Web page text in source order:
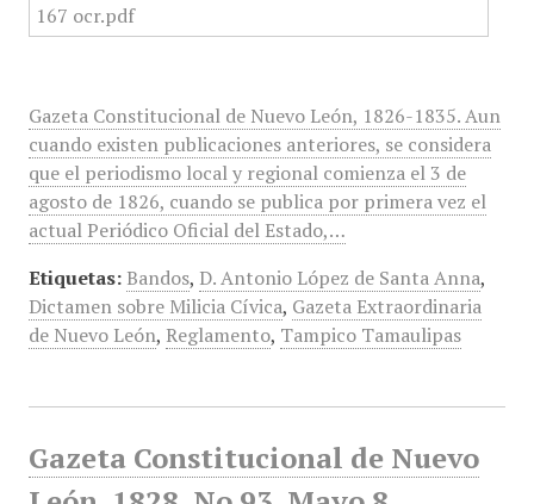
Gazeta Constitucional de Nuevo León, 1826-1835. Aun
cuando existen publicaciones anteriores, se considera
que el periodismo local y regional comienza el 3 de
agosto de 1826, cuando se publica por primera vez el
actual Periódico Oficial del Estado,…
Etiquetas: Bandos, D. Antonio López de Santa Anna,
Dictamen sobre Milicia Cívica, Gazeta Extraordinaria
de Nuevo León, Reglamento, Tampico Tamaulipas
Gazeta Constitucional de Nuevo